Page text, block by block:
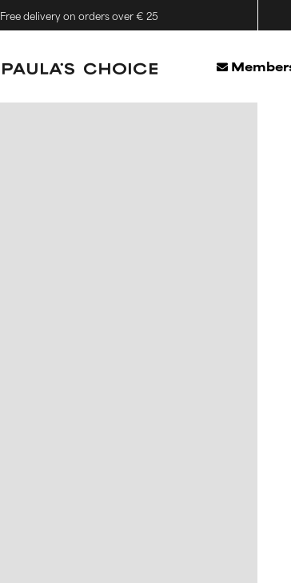
Free delivery on orders over € 25